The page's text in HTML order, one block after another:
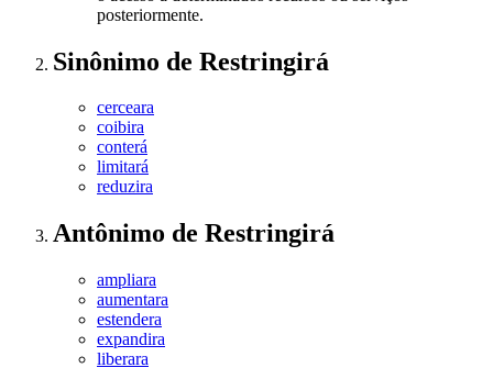
posteriormente.
Sinônimo de Restringirá
cerceara
coibira
conterá
limitará
reduzira
Antônimo de Restringirá
ampliara
aumentara
estendera
expandira
liberara